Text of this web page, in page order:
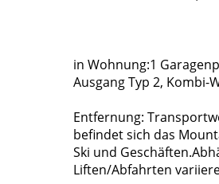
in Wohnung:1
Ausgang Typ 2, Kombi-
Entfernung:
befindet sich das
Ski und
Liften/Abfahrten